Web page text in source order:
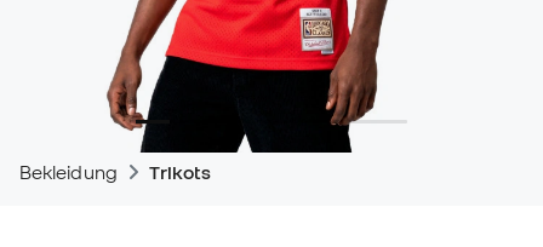
Bekleidung Trikots